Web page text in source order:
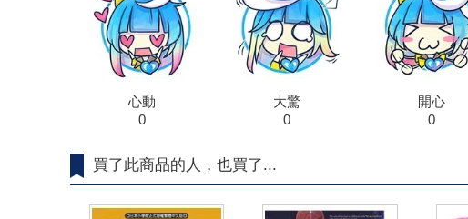
心動
0
大驚
0
開心
0
買了此商品的人，也買了...